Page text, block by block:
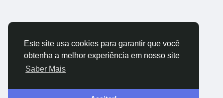
Este site usa cookies para garantir que você
obtenha a melhor experiência em nosso site
Saber Mais